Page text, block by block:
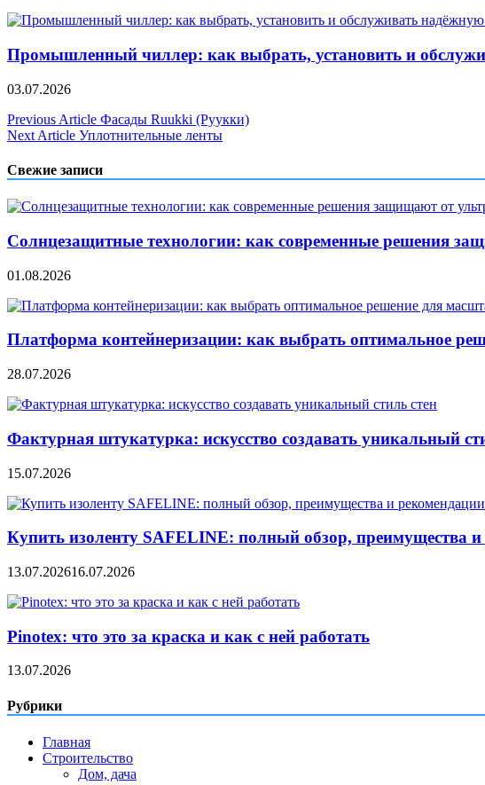
Промышленный чиллер: как выбрать, установить и
03.07.2026
Навигация
по
записям
Previous Article Фасады Ruukki (Руукки)
Next Article Уплотнительные ленты
Свежие записи
Солнцезащитные технологии: как современные решения
01.08.2026
Платформа контейнеризации: как выбрать оптимальное
28.07.2026
Фактурная штукатурка: искусство создавать уникальный
15.07.2026
Купить изоленту SAFELINE: полный обзор, преимущества
13.07.202616.07.2026
Pinotex: что это за краска и как с ней работать
13.07.2026
Рубрики
Главная
Строительство
Дом, дача